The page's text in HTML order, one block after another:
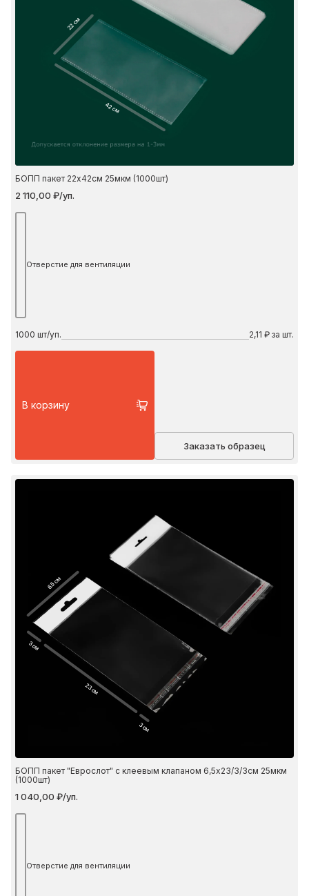
22 см
42 см
БОПП пакет 22х42см 25мкм (1000шт)
2 110,00 ₽/уп.
Отверстие для вентиляции
1000 шт/уп. 2,11 ₽ за шт.
В корзину
Заказать образец
6.5 см
23 см
3 см
3 см
БОПП пакет "Еврослот" с клеевым клапаном 6,5х23/3/3см 25мкм
(1000шт)
1 040,00 ₽/уп.
Отверстие для вентиляции